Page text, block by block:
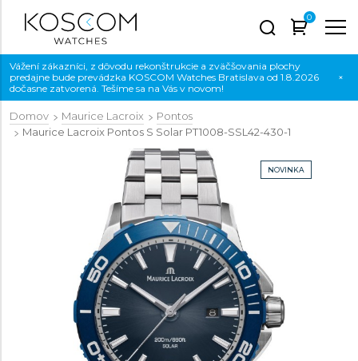
0
Vážení zákazníci, z dôvodu rekonštrukcie a zväčšovania plochy
predajne bude prevádzka KOSCOM Watches Bratislava od 1.8.2026
dočasne zatvorená. Tešíme sa na Vás v novom!
×
Domov Maurice Lacroix
Pontos
Maurice Lacroix Pontos S Solar PT1008-SSL42-430-1
NOVINKA